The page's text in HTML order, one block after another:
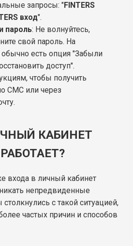
запросы: "FINTERS
вход".
пароль: Не волнуйтесь,
свой пароль. На
обычно есть опция "Забыли
доступ".
чтобы получить
СМС или через
КАБИНЕТ
РАБОТАЕТ?
входа в личный кабинет
непредвиденные
с такой ситуацией,
частых причин и способов